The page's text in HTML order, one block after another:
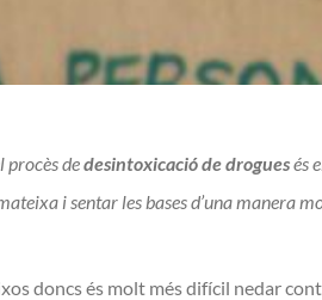
procès dedesintoxicació de droguesés
i sentar les bases d’una manera
doncs és molt més difícil nedar